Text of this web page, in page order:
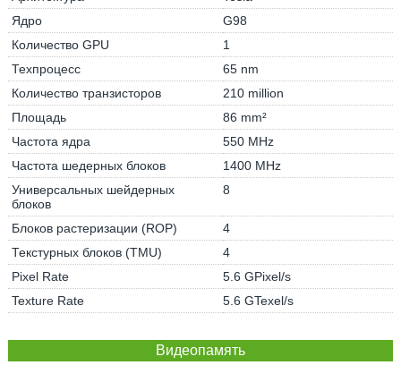
Ядро
G98
Количество GPU
1
Техпроцесс
65 nm
Количество транзисторов
210 million
Площадь
86 mm²
Частота ядра
550 MHz
Частота шедерных блоков
1400 MHz
Универсальных шейдерных
блоков
8
Блоков растеризации (ROP)
4
Текстурных блоков (TMU)
4
Pixel Rate
5.6 GPixel/s
Texture Rate
5.6 GTexel/s
Видеопамять